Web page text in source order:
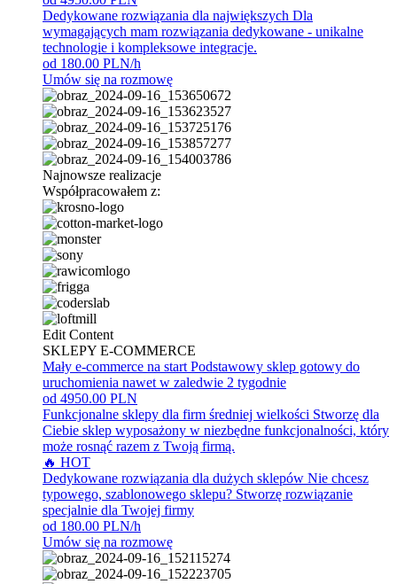
Dedykowane rozwiązania dla największych Dla
wymagających mam rozwiązania dedykowane - unikalne
technologie i kompleksowe integracje.
od 180.00 PLN/h
Umów się na rozmowę
Najnowsze realizacje
Współpracowałem z:
Edit Content
SKLEPY E-COMMERCE
Mały e-commerce na start Podstawowy sklep gotowy do
uruchomienia nawet w zaledwie 2 tygodnie
od 4950.00 PLN
Funkcjonalne sklepy dla firm średniej wielkości Stworzę dla
Ciebie sklep wyposażony w niezbędne funkcjonalności, który
może rosnąć razem z Twoją firmą.
🔥 HOT
Dedykowane rozwiązania dla dużych sklepów Nie chcesz
typowego, szablonowego sklepu? Stworzę rozwiązanie
specjalnie dla Twojej firmy
od 180.00 PLN/h
Umów się na rozmowę